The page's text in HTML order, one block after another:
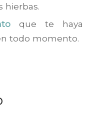
hierbas.
que te haya
todo momento.